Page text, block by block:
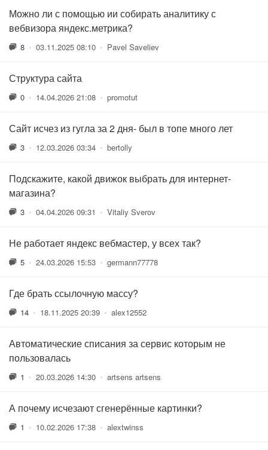
Можно ли с помощью ии собирать аналитику с
вебвизора яндекс.метрика?
8 • 03.11.2025 08:10 • Pavel Saveliev
Структура сайта
0 • 14.04.2026 21:08 • promotut
Сайт исчез из гугла за 2 дня- был в топе много лет
3 • 12.03.2026 03:34 • bertolly
Подскажите, какой движок выбрать для интернет-
магазина?
3 • 04.04.2026 09:31 • Vitaliy Sverov
Не работает яндекс вебмастер, у всех так?
5 • 24.03.2026 15:53 • germann77778
Где брать ссылочную массу?
14 • 18.11.2025 20:39 • alex12552
Автоматические списания за сервис которым не
пользовалась
1 • 20.03.2026 14:30 • artsens artsens
А почему исчезают сгенерённые картинки?
1 • 10.02.2026 17:38 • alextwinss